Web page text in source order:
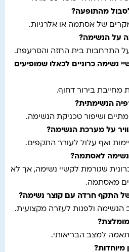
מהתופעה?
של אסתמה או אלרגיות.
על הנשימה?
התרחבות בית החזה והסרעפת.
נשימה כרוניים לכאלו שמופיעים
מחייבת בירור דחוף.
הנשימתית?
ושיפור טכניקת הנשימה.
על מערכת הנשימה?
ואף עלול לעורר התקפים.
נשימה לאסתמה?
שגורמת לקשיי נשימה, אך לא
מאסתמה.
התקף חרדה עם קוצר נשימה?
ולפנות לעזרה מקצועית.
מומלצת?
למצב הבריאותי.
מיוחדות?